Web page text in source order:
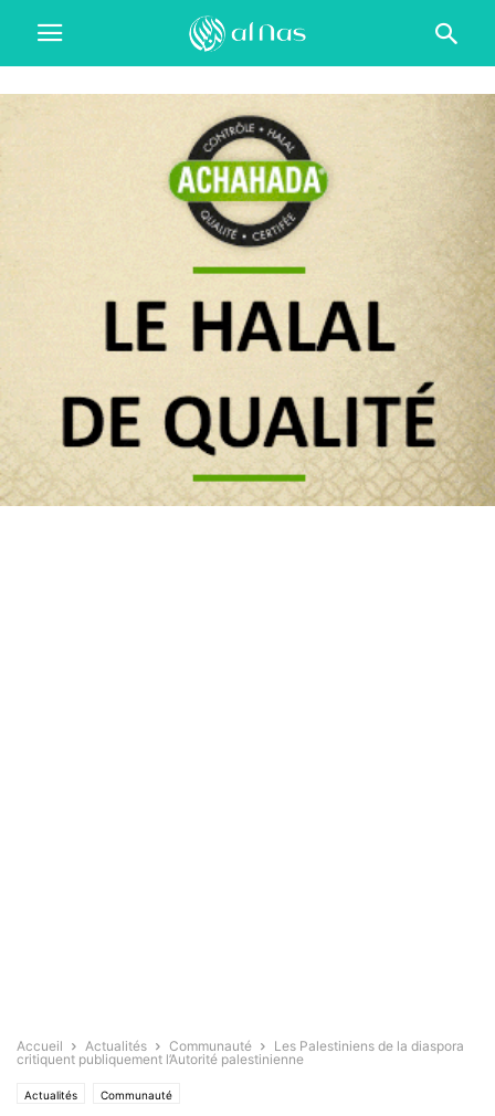
Accueil Actualités Communauté
Les Palestiniens de la diaspora
critiquent publiquement l’Autorité palestinienne
Actualités Communauté